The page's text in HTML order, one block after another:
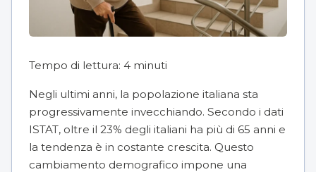
Tempo di lettura: 4 minuti
Negli ultimi anni, la popolazione italiana sta
progressivamente invecchiando. Secondo i dati
ISTAT, oltre il 23% degli italiani ha più di 65 anni e
la tendenza è in costante crescita. Questo
cambiamento demografico impone una